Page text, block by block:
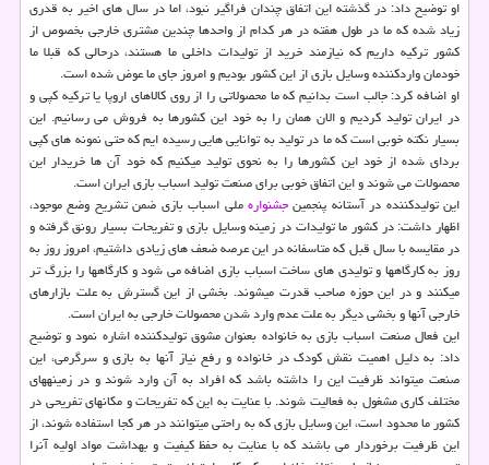
او توضیح داد: در گذشته این اتفاق چندان فراگیر نبود، اما در سال های اخیر به قدری
زیاد شده كه ما در طول هفته در هر كدام از واحد‎ها چندین مشتری خارجی بخصوص از
كشور تركیه داریم كه نیازمند خرید از تولیدات داخلی ما هستند، درحالی كه قبلا ما
خودمان واردكننده‎ وسایل بازی از این كشور بودیم و امروز جای ما عوض شده است.
او اضافه كرد: جالب است بدانیم كه ما محصولاتی را از روی كالاهای اروپا یا تركیه كپی و
در ایران تولید كردیم و الان همان را به خود این كشورها به فروش می‏ رسانیم. این
بسیار نكته‏ خوبی است كه ما در تولید به توانایی هایی رسیده ایم كه حتی نمونه‏ های كپی
بردای شده از خود این كشورها را به نحوی تولید می‎كنیم كه خود آن‏ ها خریدار این
محصولات می شوند و این اتفاق خوبی برای صنعت تولید اسباب بازی ایران است.
این تولیدكننده در آستانه پنجمینجشنوارهملی اسباب بازی ضمن تشریح وضع موجود،
اظهار داشت: در كشور ما تولیدات در زمینه‏ وسایل بازی و تفریحات بسیار رونق گرفته و
در مقایسه با سال قبل كه متاسفانه در این عرصه ضعف های زیادی داشتیم، امروز روز به
روز به كارگاه‎ها و تولیدی‏ های ساخت اسباب‏ بازی اضافه می شود و كارگاه‎ها را بزرگ تر
می‎كنند و در این حوزه صاحب قدرت می‎شوند. بخشی از این گسترش به علت بازارهای
خارجی آن‎ها و بخشی دیگر به علت عدم وارد شدن محصولات خارجی به ایران است.
این فعال صنعت اسباب بازی به خانواده بعنوان مشوق تولیدكننده اشاره نمود و توضیح
داد: ‎‎‎به دلیل اهمیت نقش كودك در خانواده و رفع نیاز آن‎ها به بازی و سرگرمی، این
صنعت می‎تواند ظرفیت این را داشته باشد كه افراد به آن وارد شوند و در زمینه‎های
مختلف كاری مشغول به فعالیت شوند. با عنایت به این كه تفریحات و مكان‎های تفریحی در
كشور ما محدود است، این وسایل بازی كه به راحتی می‎توانند در هر كجا استفاده شوند، از
این ظرفیت برخوردار می باشند كه با عنایت به حفظ كیفیت و بهداشت مواد اولیه آنرا